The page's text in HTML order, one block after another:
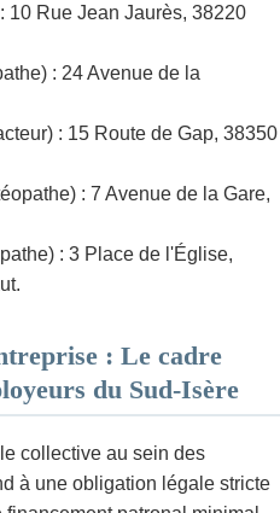
10 Rue Jean Jaurès, 38220
: 24 Avenue de la
: 15 Route de Gap, 38350
: 7 Avenue de la Gare,
: 3 Place de l'Église,
: Le cadre
du Sud-Isère
collective au sein des
à une obligation légale stricte